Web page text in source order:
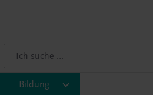
Bildung